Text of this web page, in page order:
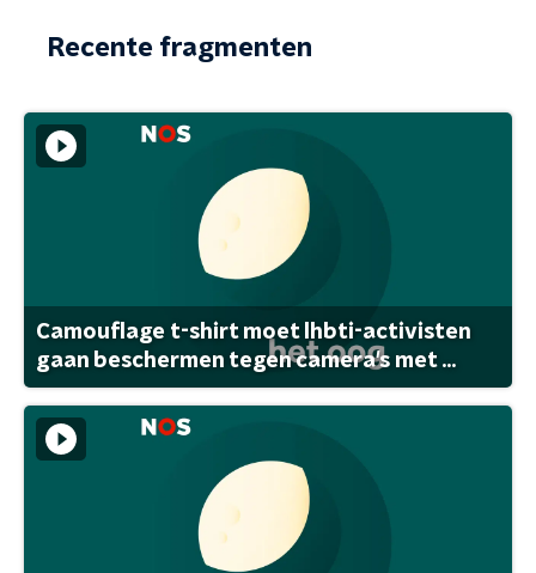
Recente fragmenten
Camouflage t-shirt moet lhbti-activisten
gaan beschermen tegen camera's met ...